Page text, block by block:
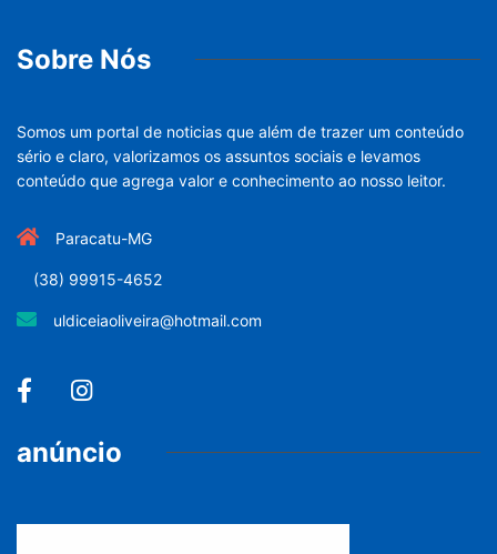
Sobre Nós
Somos um portal de noticias que além de trazer um conteúdo
sério e claro, valorizamos os assuntos sociais e levamos
conteúdo que agrega valor e conhecimento ao nosso leitor.
Paracatu-MG
(38) 99915-4652
uldiceiaoliveira@hotmail.com
anúncio